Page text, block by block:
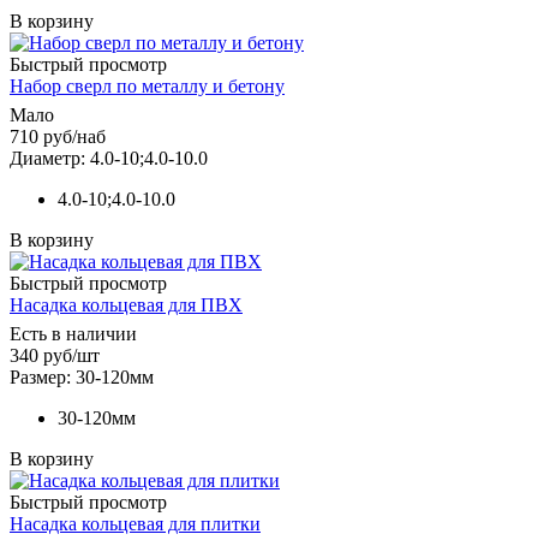
В корзину
Быстрый просмотр
Набор сверл по металлу и бетону
Мало
710 руб/наб
Диаметр: 4.0-10;4.0-10.0
4.0-10;4.0-10.0
В корзину
Быстрый просмотр
Насадка кольцевая для ПВХ
Есть в наличии
340 руб/шт
Размер: 30-120мм
30-120мм
В корзину
Быстрый просмотр
Насадка кольцевая для плитки